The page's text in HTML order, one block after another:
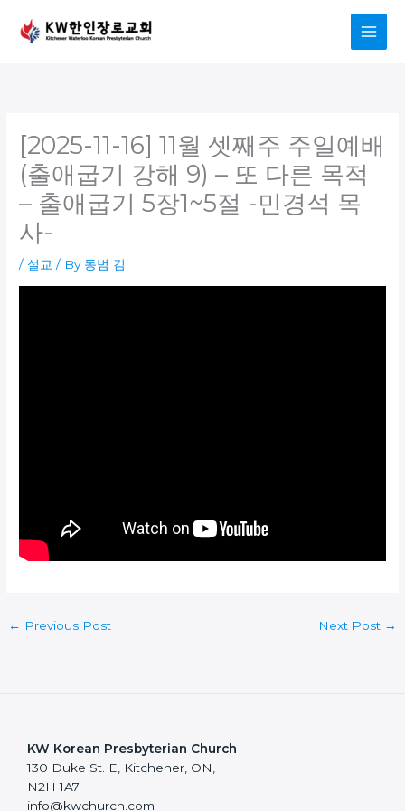
content
[2025-11-16] 11월 셋째주 주일예배
(출애굽기 강해 9) – 또 다른 목적
– 출애굽기 5장1~5절 -민경석 목
사-
/설교 / By 동범 김
← Previous Post Next Post →
KW Korean Presbyterian Church
130 Duke St. E, Kitchener, ON,
N2H 1A7
info@kwchurch.com